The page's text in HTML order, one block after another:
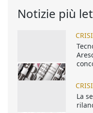
Notizie più
La